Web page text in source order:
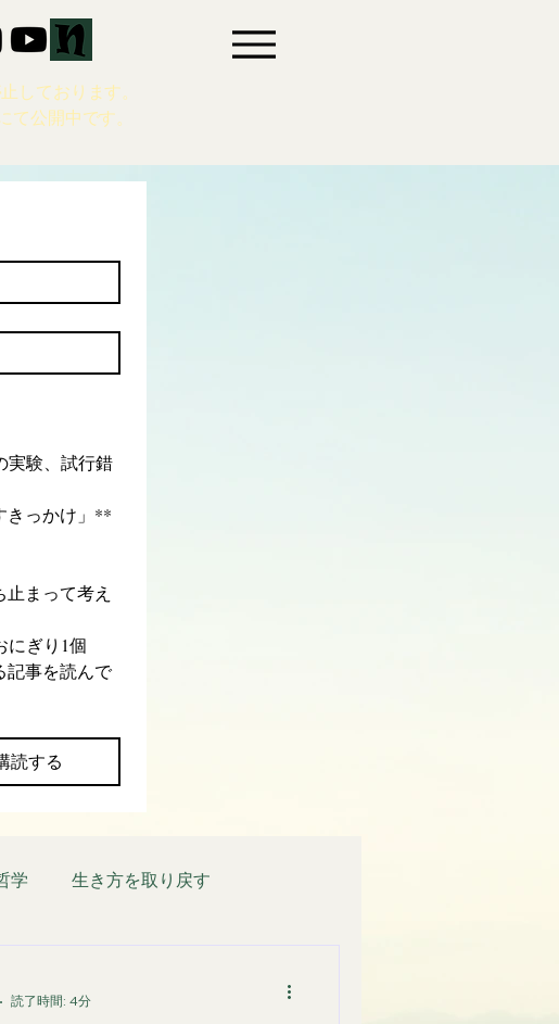
しております。
て公開中です。
実験、試行錯
きっかけ」**
まって考え
にぎり1個
記事を読んで
読する
学 生き方を取り戻す
読了時間: 4分